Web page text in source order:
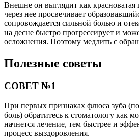
Внешне он выглядит как
через нее просвечивает
сопровождается сильной болью и
на десне быстро прогрессирует и
осложнения. Поэтому медлить с
Полезные советы
СОВЕТ №1
При первых признаках флюса зуба
боль) обратитесь к стоматологу как
начнется лечение, тем быстрее и
процесс выздоровления.